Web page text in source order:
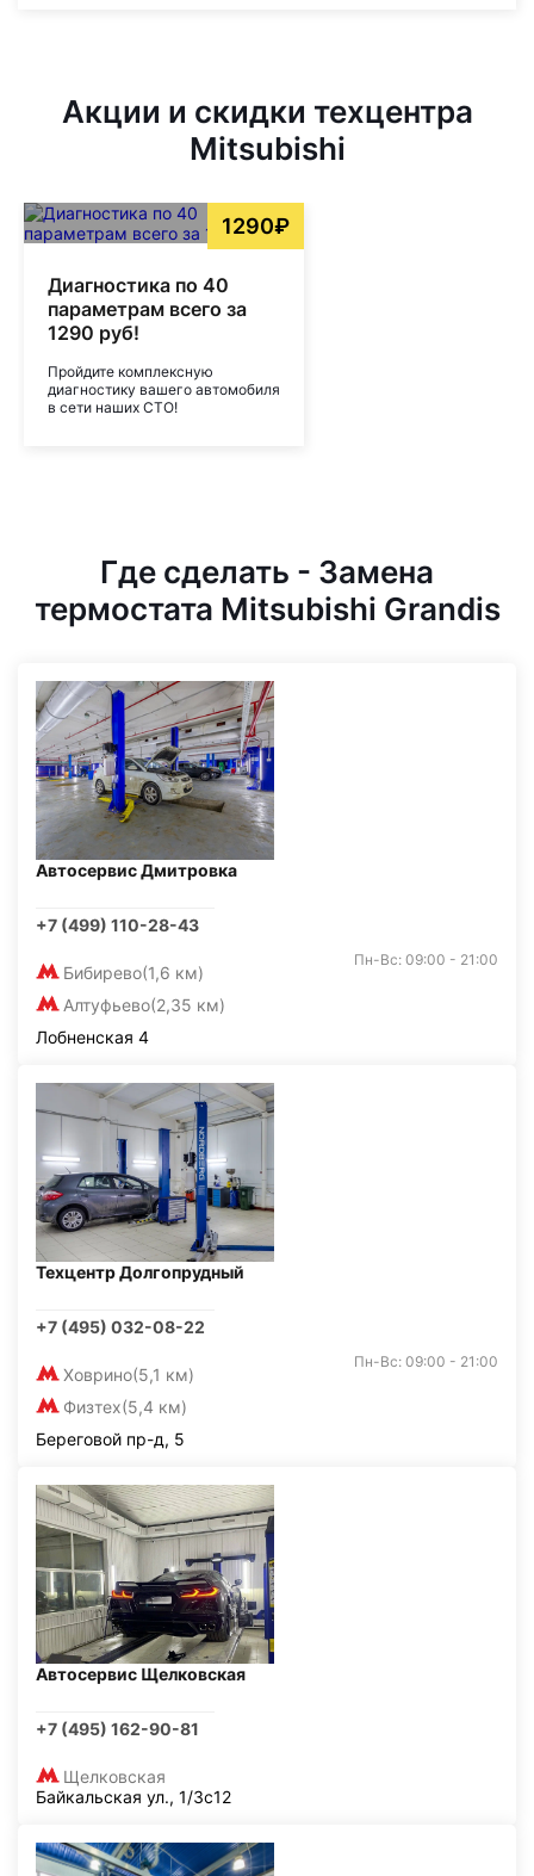
Акции и скидки техцентра
Mitsubishi
1290₽
Диагностика по 40
параметрам всего за
1290 руб!
Пройдите комплексную
диагностику вашего автомобиля
в сети наших СТО!
Где сделать - Замена
термостата Mitsubishi Grandis
Автосервис Дмитровка
+7 (499) 110-28-43
Бибирево(1,6 км)
Алтуфьево(2,35 км)
Пн-Вс: 09:00 - 21:00
Лобненская 4
Техцентр Долгопрудный
+7 (495) 032-08-22
Ховрино(5,1 км)
Физтех(5,4 км)
Пн-Вс: 09:00 - 21:00
Береговой пр-д, 5
Автосервис Щелковская
+7 (495) 162-90-81
Щелковская
Байкальская ул., 1/3с12